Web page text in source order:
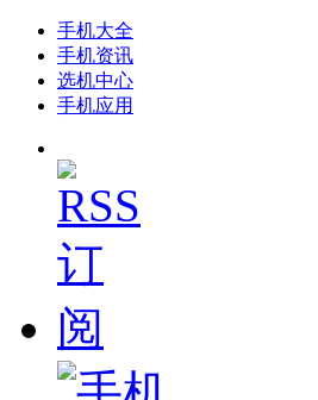
手机大全
手机资讯
选机中心
手机应用